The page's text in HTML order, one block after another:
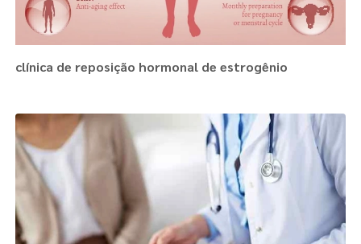
clínica de reposição hormonal de estrogênio